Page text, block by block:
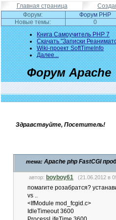
Главная страница
Форум:
Форум PHP
Новые темы:
0
Книга Самоучитель PHP 7
Скачать "Записки
Wiki-проект SoftTimeInfo
Далее...
Форум Apache
Здравствуйте, Посетитель!
тема: Apache php FastCGI
автор: boyboy61 (21.06.2012 в
помагите розабратся?
vs ..
<IfModule mod_fcgid.c>
IdleTimeout 3600